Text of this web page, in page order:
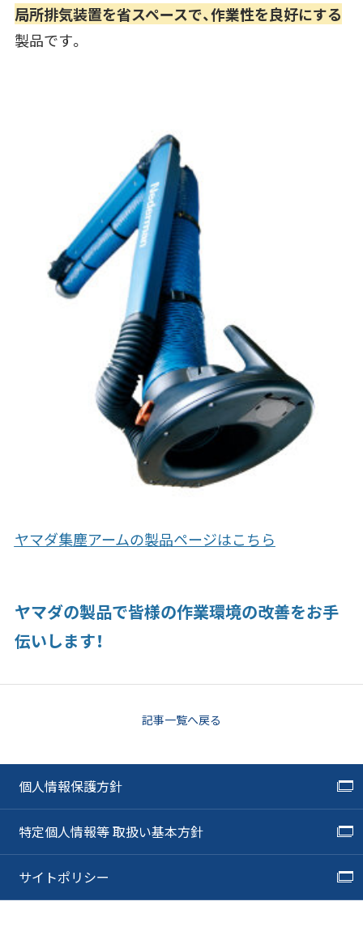
局所排気装置を省スペースで、作業性を良好にする
製品です。
ヤマダ集塵アームの製品ページはこちら
ヤマダの製品で皆様の作業環境の改善をお手
伝いします！
記事一覧へ戻る
個人情報保護方針
特定個人情報等 取扱い基本方針
サイトポリシー